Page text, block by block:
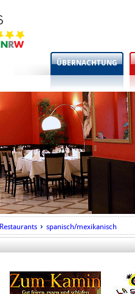
ÜBERNACHTUNG
Restaurants spanisch/mexikanisch